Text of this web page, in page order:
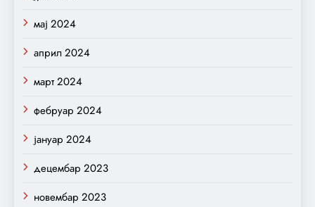
мај 2024
април 2024
март 2024
фебруар 2024
јануар 2024
децембар 2023
новембар 2023